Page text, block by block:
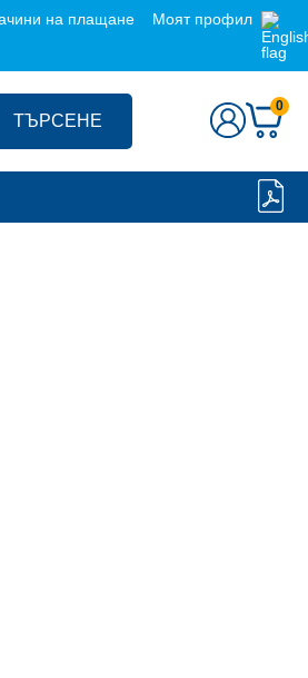
на плащане Моят профил
ТЪРСЕНЕ
0